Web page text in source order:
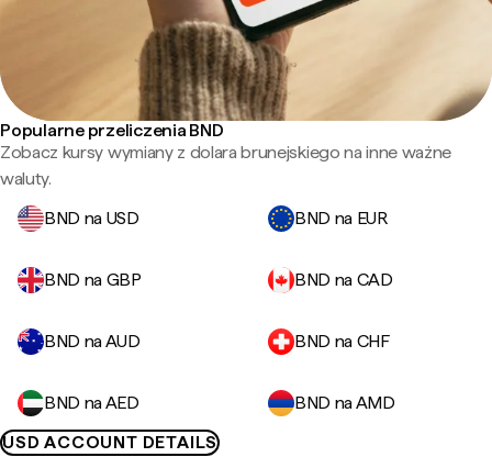
Popularne przeliczenia BND
Zobacz kursy wymiany z dolara brunejskiego na inne ważne
waluty.
BND na USD
BND na EUR
BND na GBP BND na CAD
BND na AUD BND na CHF
BND na AED
BND na AMD
USD ACCOUNT DETAILS